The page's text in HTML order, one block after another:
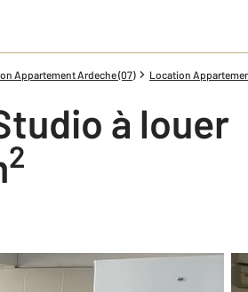
Appartement Ardeche (07) Location
à louer
2